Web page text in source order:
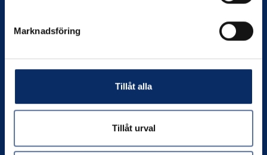
Marknadsföring
Tillåt alla
Tillåt urval
Kontakta oss
Telefon:0706-390802
info@nilssonsjarnhandel.se